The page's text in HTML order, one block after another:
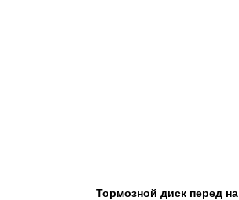
Тормозной диск перед на